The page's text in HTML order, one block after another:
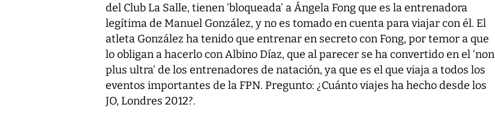
del Club La Salle, tienen ‘bloqueada’ a Ángela Fong que es la entrenadora
legítima de Manuel González, y no es tomado en cuenta para viajar con él. El
atleta González ha tenido que entrenar en secreto con Fong, por temor a que
lo obligan a hacerlo con Albino Díaz, que al parecer se ha convertido en el ‘non
plus ultra’ de los entrenadores de natación, ya que es el que viaja a todos los
eventos importantes de la FPN. Pregunto: ¿Cuánto viajes ha hecho desde los
JO, Londres 2012?.